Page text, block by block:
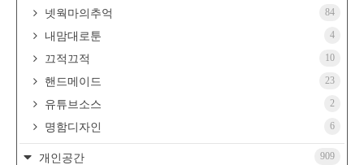
넷웍마의추억 84
내맘대로툰 4
끄적끄적 10
핸드메이드 23
유튜브소스 2
명함디자인 6
개인공간 909